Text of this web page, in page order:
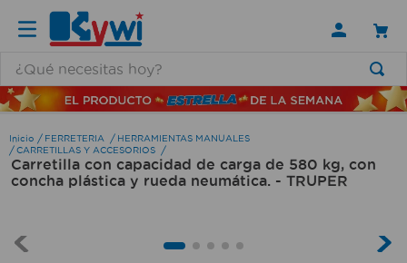
FERRETERIA
HERRAMIENTAS MANUALES
CARRETILLAS Y ACCESORIOS
Carretilla con capacidad de carga de 580 kg, con
concha plástica y rueda neumática. - TRUPER
TÉRMINOS MÁS BUSCADOS
1 .
lamparas
2.
ducha